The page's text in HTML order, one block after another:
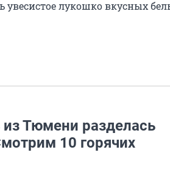
увесистое лукошко вкусных
Тюмени разделась
10 горячих